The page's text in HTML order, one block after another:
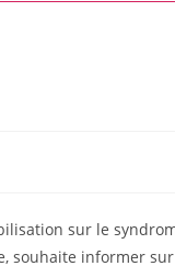
sur le
souhaite informer